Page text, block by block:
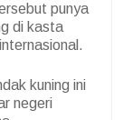
punya
di kasta
kuning ini
negeri